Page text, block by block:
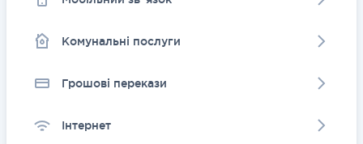
Комунальні послуги
Грошовi перекази
Інтернет